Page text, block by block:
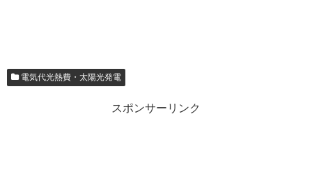
電気代光熱費・太陽光発電
スポンサーリンク